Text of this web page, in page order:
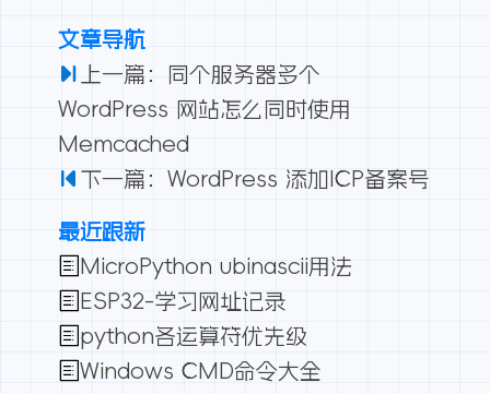
文章导航
上一篇：同个服务器多个
WordPress 网站怎么同时使用
Memcached
下一篇：WordPress 添加ICP备案号
最近跟新
MicroPython ubinascii用法
ESP32-学习网址记录
python各运算符优先级
Windows CMD命令大全